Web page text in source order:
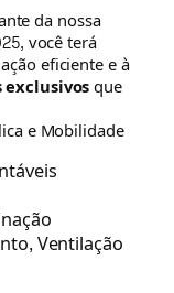
da nossa
você terá
eficiente e à
exclusivosque
e Mobilidade
Ventilação